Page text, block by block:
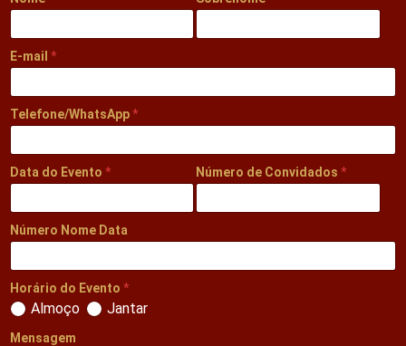
E-mail *
Telefone/WhatsApp*
Data do Evento * Número de Convidados*
Número Nome Data
Horário do Evento *
Almoço Jantar
Mensagem